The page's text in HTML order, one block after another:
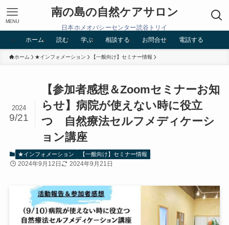
南の島の自然ケアサロン
日本ホメオパシーセンター読谷トリイ
MENU
ホーム 読む 学ぶ 相談する お問合せ 電話する
ホーム ★インフォメーション 【一般向け】セミナー情報
【参加者感想＆Zoomセミナーお知
らせ】病院が使えない時に役立
つ 自然療法セルフメディケーシ
ョン講座
2024
9/21
★インフォメーション 【一般向け】セミナー情報
2024年9月12日 2024年9月21日